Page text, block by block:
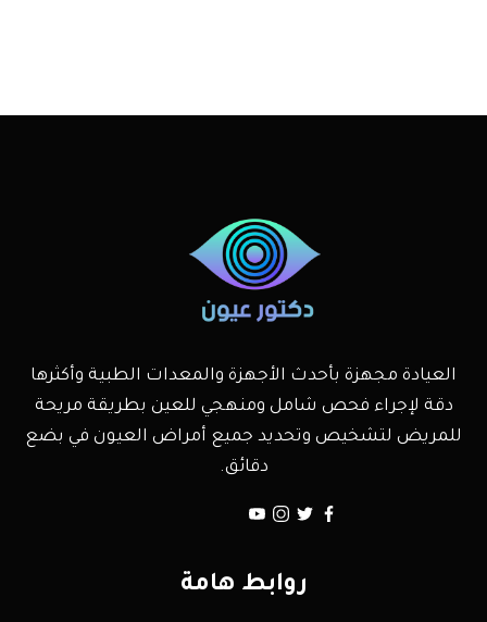
العيادة مجهزة بأحدث الأجهزة والمعدات الطبية وأكثرها
دقة لإجراء فحص شامل ومنهجي للعين بطريقة مريحة
للمريض لتشخيص وتحديد جميع أمراض العيون في بضع
دقائق.
روابط هامة